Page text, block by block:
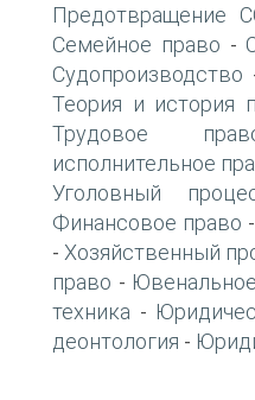
Предотвращение
Семейное право -
Судопроизводство
Теория и история
Трудовое
исполнительное
Уголовный
Финансовое право -
- Хозяйственный
право -
техника -
деонтология -